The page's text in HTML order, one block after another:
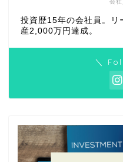
投資歴15年の会社員。
産2,000万円達成。
＼